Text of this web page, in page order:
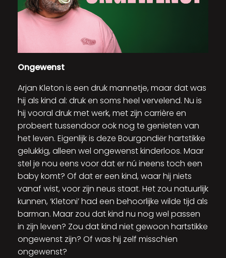
Ongewenst
Arjan Kleton is een druk mannetje, maar dat was
hij als kind al: druk en soms heel vervelend. Nu is
hij vooral druk met werk, met zijn carrière en
probeert tussendoor ook nog te genieten van
het leven. Eigenlijk is deze Bourgondiër hartstikke
gelukkig, alleen wel ongewenst kinderloos. Maar
stel je nou eens voor dat er nú ineens toch een
baby komt? Of dat er een kind, waar hij niets
vanaf wist, voor zijn neus staat. Het zou natuurlijk
kunnen, ‘Kletoni’ had een behoorlijke wilde tijd als
barman. Maar zou dat kind nu nog wel passen
in zijn leven? Zou dat kind niet gewoon hartstikke
ongewenst zijn? Of was hij zelf misschien
ongewenst?